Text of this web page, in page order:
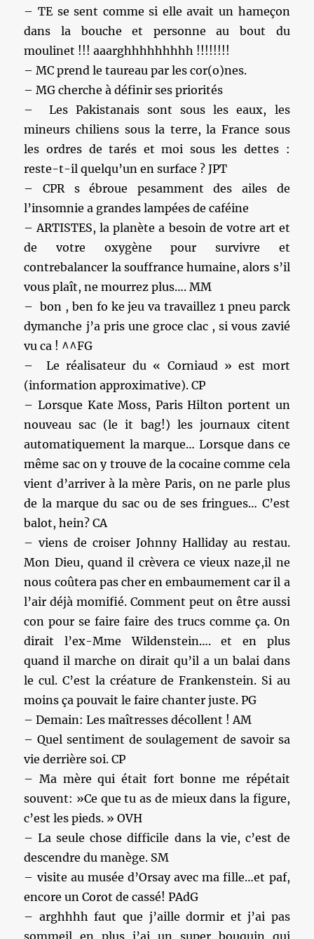
– TE se sent comme si elle avait un hameçon
dans la bouche et personne au bout du
moulinet !!! aaarghhhhhhhhh !!!!!!!!
– MC prend le taureau par les cor(o)nes.
– MG cherche à définir ses priorités
– Les Pakistanais sont sous les eaux, les
mineurs chiliens sous la terre, la France sous
les ordres de tarés et moi sous les dettes :
reste-t-il quelqu’un en surface ? JPT
– CPR s ébroue pesamment des ailes de
l’insomnie a grandes lampées de caféine
– ARTISTES, la planète a besoin de votre art et
de votre oxygène pour survivre et
contrebalancer la souffrance humaine, alors s’il
vous plaît, ne mourrez plus…. MM
– bon , ben fo ke jeu va travaillez 1 pneu parck
dymanche j’a pris une groce clac , si vous zavié
vu ca ! ^^FG
– Le réalisateur du « Corniaud » est mort
(information approximative). CP
– Lorsque Kate Moss, Paris Hilton portent un
nouveau sac (le it bag!) les journaux citent
automatiquement la marque… Lorsque dans ce
même sac on y trouve de la cocaine comme cela
vient d’arriver à la mère Paris, on ne parle plus
de la marque du sac ou de ses fringues… C’est
balot, hein? CA
– viens de croiser Johnny Halliday au restau.
Mon Dieu, quand il crèvera ce vieux naze,il ne
nous coûtera pas cher en embaumement car il a
l’air déjà momifié. Comment peut on être aussi
con pour se faire faire des trucs comme ça. On
dirait l’ex-Mme Wildenstein…. et en plus
quand il marche on dirait qu’il a un balai dans
le cul. C’est la créature de Frankenstein. Si au
moins ça pouvait le faire chanter juste. PG
– Demain: Les maîtresses décollent ! AM
– Quel sentiment de soulagement de savoir sa
vie derrière soi. CP
– Ma mère qui était fort bonne me répétait
souvent: »Ce que tu as de mieux dans la figure,
c’est les pieds. » OVH
– La seule chose difficile dans la vie, c’est de
descendre du manège. SM
– visite au musée d’Orsay avec ma fille…et paf,
encore un Corot de cassé! PAdG
– arghhhh faut que j’aille dormir et j’ai pas